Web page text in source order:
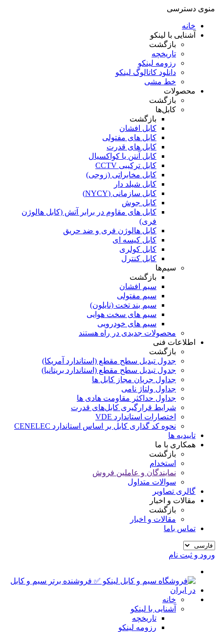
منوی دسترسی
خانه
آشنایی با لینکو
بازگشت
تاریخچه
رزومه لینکو
دانلود کاتالوگ لینکو
خط مشی
محصولات
بازگشت
کابل‌ها
بازگشت
کابل افشان
کابل های مفتولی
کابل های قدرت
کابل آنتن یا کواکسیال
کابل ترکیبی CCTV
کابل مخابراتی (زوجی)
کابل شیلد دار
کابل سازمانی (NYCY)
کابل جوش
کابل های مقاوم در برابر آتش (کابل هالوژن
فری)
کابل هالوژن فری و ضد حریق
کابل کیسه ای
کابل کولری
کابل کنترل
سیم‌ها
بازگشت
سیم افشان
سیم مفتولی
سیم بند تخت (نایلون)
سیم های سخت هوایی
سیم های خودرویی
محصولات جدیدی در راه ھستند
اطلاعات فنی
بازگشت
جدول تبدیل سطح مقطع (استاندارد آمریکا)
جدول تبدیل سطح مقطع (استاندارد بریتانیا)
جداول جریان مجاز کابل ها
جداول ولتاژ نامی
جداول حداکثر مقاومت هادی ها
شرایط قرارگیری کابل‌های قدرت
اختصارات استاندارد VDE
نحوه کد گذاری کابل بر اساس استاندارد CENELEC
تاییدیه ها
همکاری با ما
بازگشت
استخدام
نمایندگان و عاملین فروش
سوالات متداول
گالری تصاویر
مقالات و اخبار
بازگشت
مقالات و اخبار
تماس باما
ورود و ثبت نام
خانه
آشنایی با لینکو
تاریخچه
رزومه لینکو